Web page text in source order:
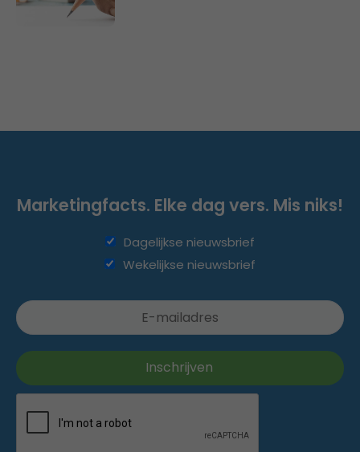
Marketingfacts. Elke dag vers. Mis niks!
Dagelijkse nieuwsbrief
Wekelijkse nieuwsbrief